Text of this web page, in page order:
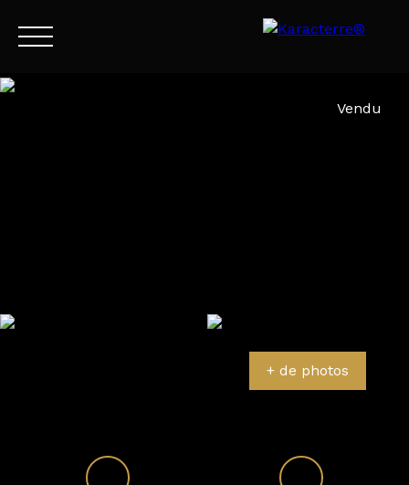
Vendu
+ de photos